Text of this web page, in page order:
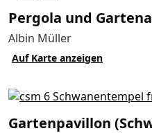
Pergola und
Albin Müller
Auf Karte anzeigen
Garten­­pavillon